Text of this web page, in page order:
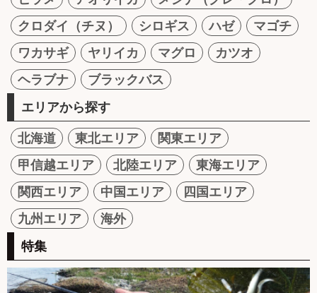
クロダイ（チヌ）
シロギス ハゼ
マゴチ
ワカサギ
ヤリイカ マグロ
カツオ
ヘラブナ
ブラックバス
エリアから探す
北海道 東北エリア
関東エリア
甲信越エリア
北陸エリア
東海エリア
関西エリア
中国エリア
四国エリア
九州エリア
海外
特集